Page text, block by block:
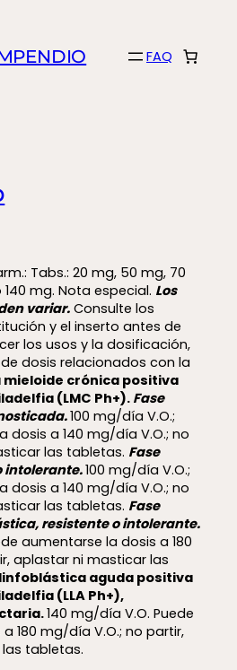
FAQ
Tabs.: 20 mg, 50 mg, 70
mg. Nota especial. Los
variar.Consulte los
y el inserto antes de
los usos y la dosificación,
dosis relacionados con la
mieloide crónica positiva
(LMC Ph+). Fase
100 mg/día V.O.;
dosis a 140 mg/día V.O.; no
las tabletas. Fase
intolerante.100 mg/día V.O.;
dosis a 140 mg/día V.O.; no
las tabletas. Fase
resistente o intolerante.
aumentarse la dosis a 180
aplastar ni masticar las
aguda positiva
(LLA Ph+),
140 mg/día V.O. Puede
180 mg/día V.O.; no partir,
tabletas.